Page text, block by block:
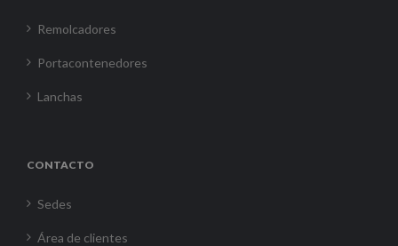
Remolcadores
Portacontenedores
Lanchas
CONTACTO
Sedes
Área de clientes